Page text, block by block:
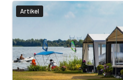
Artikel